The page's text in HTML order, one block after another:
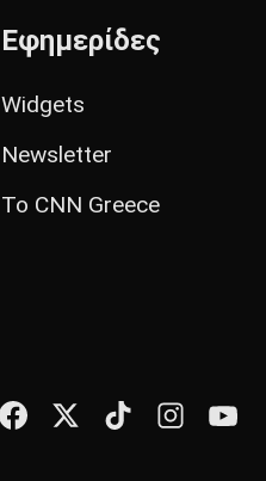
Εφημερίδες
Widgets
Newsletter
Το CNN Greece